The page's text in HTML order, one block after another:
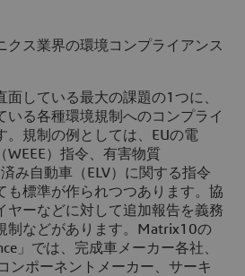
クス業界の環境コンプライアンス
面している最大の課題の1つに、
いる各種環境規制へのコンプライ
。規制の例としては、EUの電
WEEE）指令、有害物質
み自動車（ELV）に関する指令
も標準が作られつつあります。協
ヤーなどに対して追加報告を義務
制などがあります。Matrix10の
」では、完成車メーカー各社、
ンポーネントメーカー、サーキ